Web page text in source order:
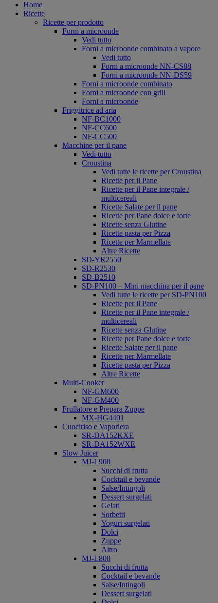
Home
Ricette
Ricette per prodotto
Forni a microonde
Vedi tutto
Forni a microonde combinato a vapore
Vedi tutto
Forni a microonde NN-CS88
Forni a microonde NN-DS59
Forni a microonde combinato
Forni a microonde con grill
Forni a microonde
Friggitrice ad aria
NF-BC1000
NF-CC600
NF-CC500
Macchine per il pane
Vedi tutto
Croustina
Vedi tutte le ricette per Croustina
Ricette per il Pane
Ricette per il Pane integrale /
multicereali
Ricette Salate per il pane
Ricette per Pane dolce e torte
Ricette senza Glutine
Ricette pasta per Pizza
Ricette per Marmellate
Altre Ricette
SD-YR2550
SD-R2530
SD-B2510
SD-PN100 – Mini macchina per il pane
Vedi tutte le ricette per SD-PN100
Ricette per il Pane
Ricette per il Pane integrale /
multicereali
Ricette senza Glutine
Ricette per Pane dolce e torte
Ricette Salate per il pane
Ricette per Marmellate
Ricette pasta per Pizza
Altre Ricette
Multi-Cooker
NF-GM600
NF-GM400
Frullatore e Prepara Zuppe
MX-HG4401
Cuociriso e Vaporiera
SR-DA152KXE
SR-DA152WXE
Slow Juicer
MJ-L900
Succhi di frutta
Cocktail e bevande
Salse/Intingoli
Dessert surgelati
Gelati
Sorbetti
Yogurt surgelati
Dolci
Zuppe
Altro
MJ-L800
Succhi di frutta
Cocktail e bevande
Salse/Intingoli
Dessert surgelati